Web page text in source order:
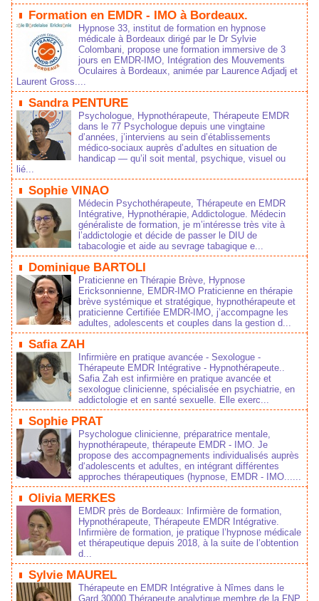
Formation en EMDR - IMO à Bordeaux.
Hypnoe 33, intitut de formation en hypnoe
médicale à Bordeaux dirigé par le Dr Sylvie
Colombani, propoe une formation immerive de 3
jour en EMDR-IMO, Intégration de Mouvement
Oculaire à Bordeaux, animée par Laurence Adjadj et
Laurent Gro....
Sandra PENTURE
Pychologue, Hypnothérapeute, Thérapeute EMDR
dan le 77 Pychologue depui une vingtaine
d’année, j’intervien au ein d’établiement
médico‑ociaux auprè d’adulte en ituation de
handicap — qu’il oit mental, pychique, viuel ou
lié...
Sophie VINAO
Médecin Pychothérapeute, Thérapeute en EMDR
Intégrative, Hypnothérapie, Addictologue. Médecin
généralite de formation, je m’intéree trè vite à
l’addictologie et décide de paer le DIU de
tabacologie et aide au evrage tabagique e...
Dominique BARTOLI
Praticienne en Thérapie Brève, Hypnoe
Erickonnienne, EMDR-IMO Praticienne en thérapie
brève ytémique et tratégique, hypnothérapeute et
praticienne Certifiée EMDR-IMO, j’accompagne le
adulte, adolecent et couple dan la getion d...
Safia ZAH
Infirmière en pratique avancée - Sexologue -
Thérapeute EMDR Intégrative - Hypnothérapeute..
Safia Zah et infirmière en pratique avancée et
exologue clinicienne, pécialiée en pychiatrie, en
addictologie et en anté exuelle. Elle exerc...
Sophie PRAT
Pychologue clinicienne, préparatrice mentale,
hypnothérapeute, thérapeute EMDR - IMO. Je
propoe de accompagnement individualié auprè
d‘adolecent et adulte, en intégrant différente
approche thérapeutique (hypnoe, EMDR - IMO......
Olivia MERKES
EMDR prè de Bordeaux: Infirmière de formation,
Hypnothérapeute, Thérapeute EMDR Intégrative.
Infirmière de formation, je pratique l’hypnoe médicale
et thérapeutique depui 2018, à la uite de l’obtention
d...
Sylvie MAUREL
Thérapeute en EMDR Intégrative à Nîme dan le
Gard 30000 Thérapeute analytique membre de la FNP,